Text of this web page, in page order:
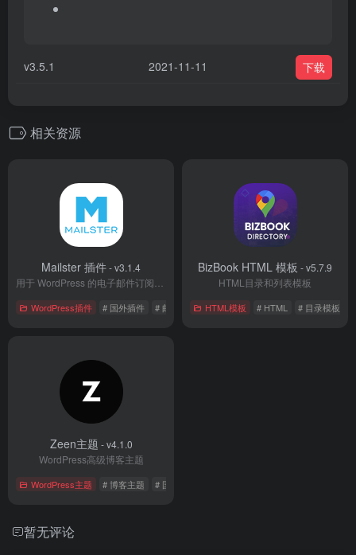
v3.5.1 2021-11-11 下载
相关资源
Mailster 插件- v3.1.4
WordPress插件 # 国外插件 # 邮件插件
BizBook HTML 模板 - v5.7.9
HTML目录和列表模板
HTML模板 # HTML # 目录模板
Zeen主题 - v4.1.0
WordPress高级博客主题
WordPress主题 # 博客主题 # 国外主题
暂无评论